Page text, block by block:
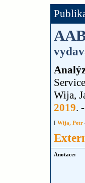
Wija,
2019.
[ Wija, Petr
Anotace: